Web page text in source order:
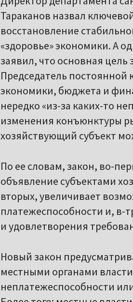
Тараканов назвал
восстановление
«здоровье» экономики. А
заявил, что основная цель
Председатель постоянной
экономики, бюджета и
нередко «из-за каких-то
изменения конъюнктуры
хозяйствующий субъект
По ее словам, закон, во-
объявление субъектами
вторых, увеличивает
платежеспособности и, в-
и удовлетворения
Новый закон
местными органами
неплатежеспособности